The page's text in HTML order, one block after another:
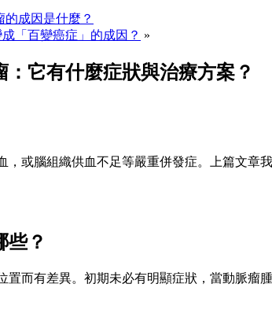
成因是什麼？
「百變癌症」的成因？ »
它有什麼症狀與治療方案？
，或腦組織供血不足等嚴重併發症。上篇文
些？
置而有差異。初期未必有明顯症狀，當動脈瘤